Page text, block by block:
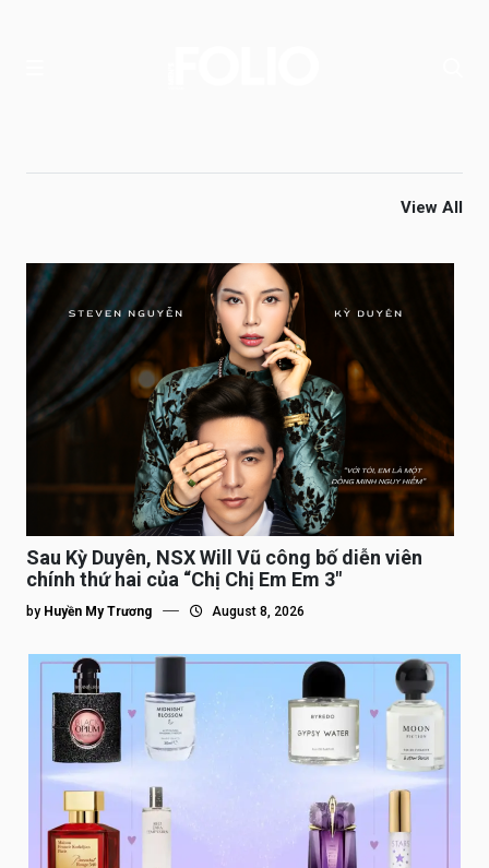
View All
Sau Kỳ Duyên, NSX Will Vũ công bố diễn viên
chính thứ hai của “Chị Chị Em Em 3″
by Huyền My Trương August 8, 2026